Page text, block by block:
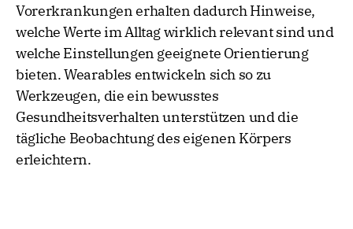
Vorerkrankungen erhalten dadurch Hinweise,
welche Werte im Alltag wirklich relevant sind und
welche Einstellungen geeignete Orientierung
bieten. Wearables entwickeln sich so zu
Werkzeugen, die ein bewusstes
Gesundheitsverhalten unterstützen und die
tägliche Beobachtung des eigenen Körpers
erleichtern.